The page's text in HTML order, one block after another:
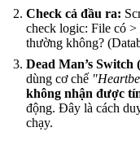
Check cả đầu ra:
check logic: File có
thường không?
Dead Man’s Switch
dùng cơ chế
không nhận được
động. Đây là cách
chạy.